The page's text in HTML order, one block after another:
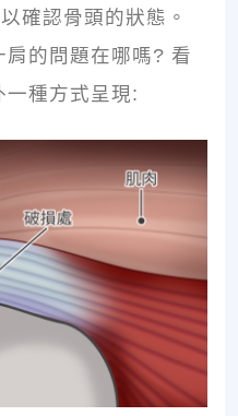
確認骨頭的狀態。
的問題在哪嗎? 看
一種方式呈現: